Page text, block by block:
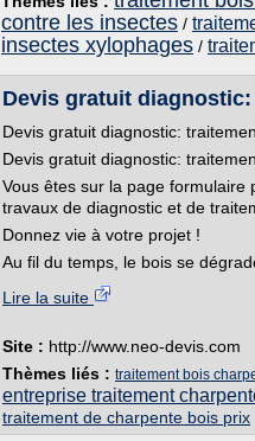
contre les insectes /
insectes xylophages /
Devis gratuit
Devis gratuit diagnostic:
Devis gratuit diagnostic:
Vous êtes sur la page
travaux de diagnostic et de
Donnez vie à votre projet !
Au fil du temps, le bois se
Lire la suite
Site : http://www.neo-devis.com
Thèmes liés : traitement bois
entreprise traitement
traitement de charpente bois prix